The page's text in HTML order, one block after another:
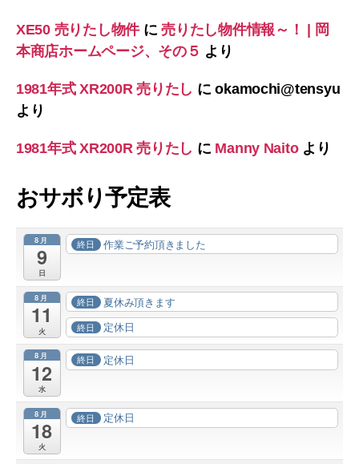
XE50 売りたし物件に売りたし物件情報～！ | 岡
本商店ホームページ、その５ より
1981年式 XR200R 売りたし にokamochi@tensyu
より
1981年式 XR200R 売りたし に Manny Naitoより
おサボり予定表
8月
9
日
終日 作業ご予約頂きました
8月
11
火
終日 夏休み頂きます
終日 定休日
8月
12
水
終日 定休日
8月
18
火
終日 定休日